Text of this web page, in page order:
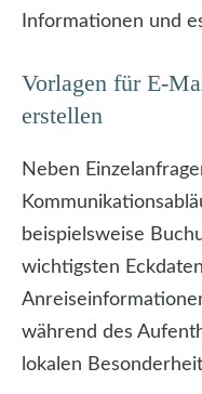
Informationen und
Vorlagen für E-
erstellen
Neben
beispielsweise
wichtigsten
während des
lokalen